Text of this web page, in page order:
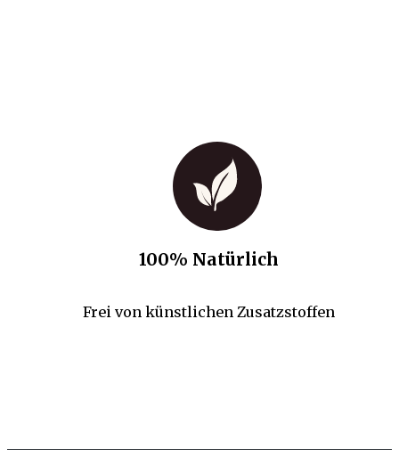
100% Natürlich
Frei von künstlichen Zusatzstoffen